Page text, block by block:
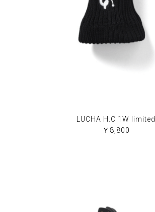
LUCHA H.C 1W limited
￥8,800